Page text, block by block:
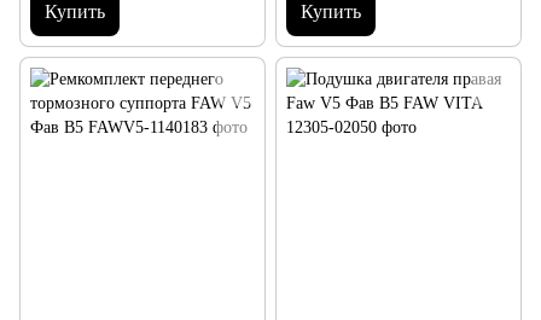
Купить Купить